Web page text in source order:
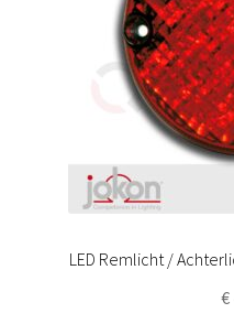
LED Remlicht /
€